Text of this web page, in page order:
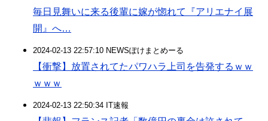
毎日見舞いに来る後輩に嫁が惚れて『アリエナイ展
開』へ…
2024-02-13 22:57:10 NEWSぽけまとめーる
【衝撃】放置されてたパワハラ上司を告発するｗｗ
ｗｗｗ
2024-02-13 22:50:34 IT速報